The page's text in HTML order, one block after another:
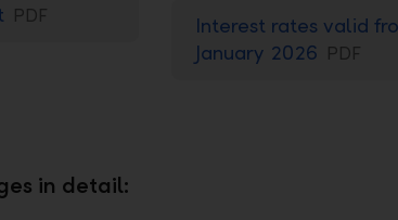
PDF
Interest rates valid
January 2026 PDF
in detail: